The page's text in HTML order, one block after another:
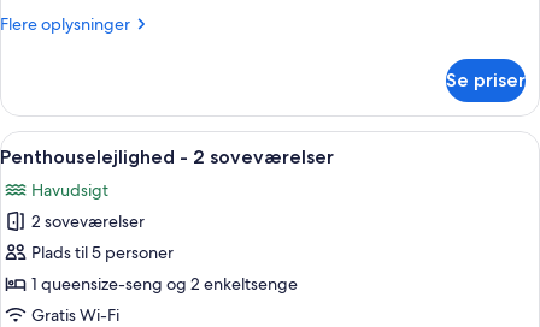
Flere oplysninger
Flere
-
soveværelser
Se priser
Indlæs
alle
billeder
af
Penthouselejlighed
-
2
En moderne stue med en blå sofa,
12
Penthouselejlighed - 2 soveværelser
Havudsigt
2 soveværelser
Plads til 5 personer
1 queensize-seng og 2 enkeltsenge
Gratis Wi-Fi